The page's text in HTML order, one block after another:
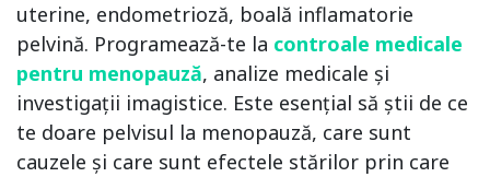
uterine, endometrioză, boală inflamatorie
pelvină. Programează-te la controale medicale
pentru menopauză, analize medicale și
investigații imagistice. Este esențial să știi de ce
te doare pelvisul la menopauză, care sunt
cauzele și care sunt efectele stărilor prin care